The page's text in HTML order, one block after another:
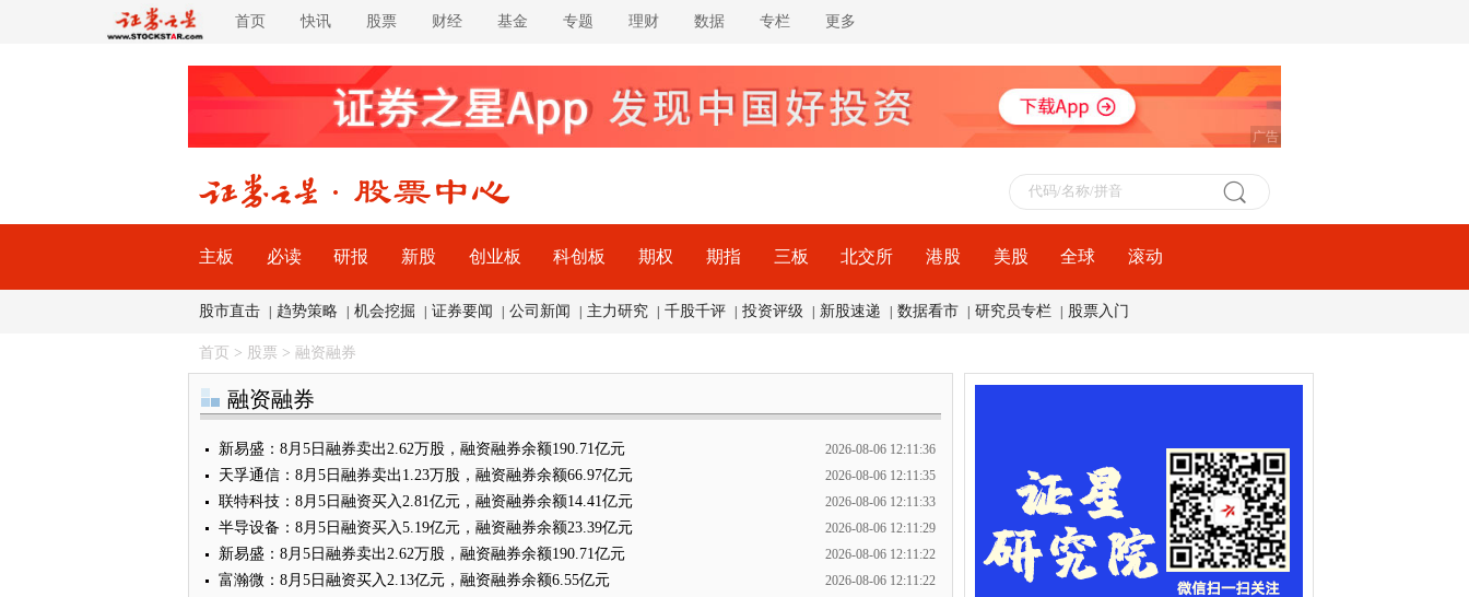
首页 快讯 股票 财经 基金 专题 理财 数据 专栏 更多
广告
主板 必读 研报 新股 创业板 科创板 期权 期指 三板 北交所 港股 美股 全球 滚动
股市直击 趋势策略 机会挖掘 证券要闻 公司新闻 主力研究 千股千评 投资评级 新股速递 数据看市 研究员专栏 股票入门
首页 > 股票 > 融资融券
融资融券
2026-08-06 12:11:36
新易盛：8月5日融券卖出2.62万股，融资融券余额190.71亿元
2026-08-06 12:11:35
天孚通信：8月5日融券卖出1.23万股，融资融券余额66.97亿元
2026-08-06 12:11:33
联特科技：8月5日融资买入2.81亿元，融资融券余额14.41亿元
2026-08-06 12:11:29
半导设备：8月5日融资买入5.19亿元，融资融券余额23.39亿元
2026-08-06 12:11:22
新易盛：8月5日融券卖出2.62万股，融资融券余额190.71亿元
2026-08-06 12:11:22
富瀚微：8月5日融资买入2.13亿元，融资融券余额6.55亿元